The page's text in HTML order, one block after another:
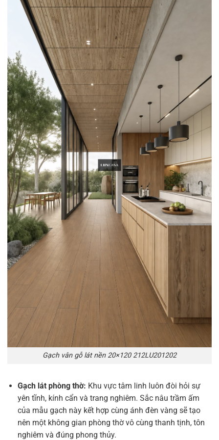
Gạch vân gỗ lát nền 20×120 212LU201202
Gạch lát phòng thờ: Khu vực tâm linh luôn đòi hỏi sự
yên tĩnh, kính cẩn và trang nghiêm. Sắc nâu trầm ấm
của mẫu gạch này kết hợp cùng ánh đèn vàng sẽ tạo
nên một không gian phòng thờ vô cùng thanh tịnh, tôn
nghiêm và đúng phong thủy.